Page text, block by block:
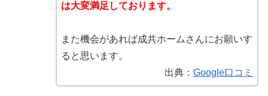
は大変満足しております。
また機会があれば成共ホームさんにお願いす
ると思います。
出典： Google口コミ